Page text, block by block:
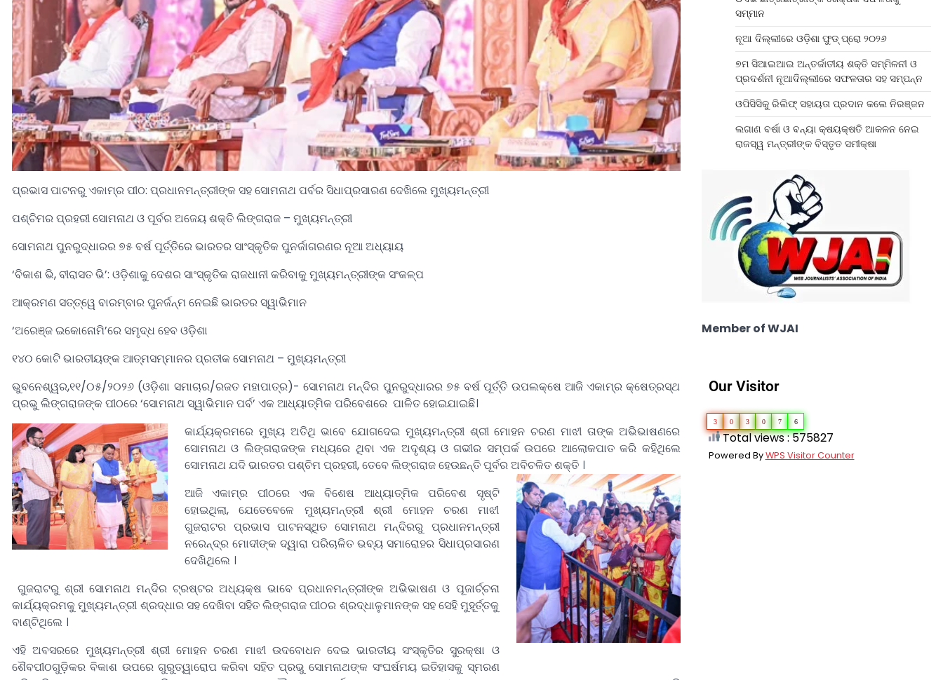
ପ୍ରଭାସ ପାଟନରୁ ଏକାମ୍ର ପୀଠ: ପ୍ରଧାନମନ୍ତ୍ରୀଙ୍କ ସହ ସୋମନାଥ ପର୍ବର ସିଧାପ୍ରସାରଣ ଦେଖିଲେ ମୁଖ୍ୟମନ୍ତ୍ରୀ
ପଶ୍ଚିମର ପ୍ରହରୀ ସୋମନାଥ ଓ ପୂର୍ବର ଅଜେୟ ଶକ୍ତି ଲିଙ୍ଗରାଜ – ମୁଖ୍ୟମନ୍ତ୍ରୀ
ସୋମନାଥ ପୁନରୁଦ୍ଧାରର ୭୫ ବର୍ଷ ପୂର୍ତ୍ତିରେ ଭାରତର ସାଂସ୍କୃତିକ ପୁନର୍ଜାଗରଣର ନୂଆ ଅଧ୍ୟାୟ
‘ବିକାଶ ଭି, ବୀରାସତ ଭି’: ଓଡ଼ିଶାକୁ ଦେଶର ସାଂସ୍କୃତିକ ରାଜଧାନୀ କରିବାକୁ ମୁଖ୍ୟମନ୍ତ୍ରୀଙ୍କ ସଂକଳ୍ପ
ଆକ୍ରମଣ ସତ୍ତ୍ୱେ ବାରମ୍ବାର ପୁନର୍ଜନ୍ମ ନେଇଛି ଭାରତର ସ୍ୱାଭିମାନ
‘ଅରେଞ୍ଜ ଇକୋନୋମି’ରେ ସମୃଦ୍ଧ ହେବ ଓଡ଼ିଶା
୧୪୦ କୋଟି ଭାରତୀୟଙ୍କ ଆତ୍ମସମ୍ମାନର ପ୍ରତୀକ ସୋମନାଥ – ମୁଖ୍ୟମନ୍ତ୍ରୀ
ଭୁବନେଶ୍ୱର,୧୧/୦୫/୨୦୨୬ (ଓଡ଼ିଶା ସମାଚାର/ରଜତ ମହାପାତ୍ର)- ସୋମନାଥ ମନ୍ଦିର ପୁନରୁଦ୍ଧାରର ୭୫ ବର୍ଷ ପୂର୍ତ୍ତି ଉପଲକ୍ଷେ ଆଜି ଏକାମ୍ର କ୍ଷେତ୍ରସ୍ଥ
ପ୍ରଭୁ ଲିଙ୍ଗରାଜଙ୍କ ପୀଠରେ ‘ସୋମନାଥ ସ୍ୱାଭିମାନ ପର୍ବ’ ଏକ ଆଧ୍ୟାତ୍ମିକ ପରିବେଶରେ ପାଳିତ ହୋଇଯାଇଛି।
କାର୍ଯ୍ୟକ୍ରମରେ ମୁଖ୍ୟ ଅତିଥି ଭାବେ ଯୋଗଦେଇ ମୁଖ୍ୟମନ୍ତ୍ରୀ ଶ୍ରୀ ମୋହନ ଚରଣ ମାଝୀ ତାଙ୍କ ଅଭିଭାଷଣରେ
ସୋମନାଥ ଓ ଲିଙ୍ଗରାଜଙ୍କ ମଧ୍ୟରେ ଥିବା ଏକ ଅଦୃଶ୍ୟ ଓ ଗଭୀର ସମ୍ପର୍କ ଉପରେ ଆଲୋକପାତ କରି କହିଥିଲେ
ସୋମନାଥ ଯଦି ଭାରତର ପଶ୍ଚିମ ପ୍ରହରୀ, ତେବେ ଲିଙ୍ଗରାଜ ହେଉଛନ୍ତି ପୂର୍ବର ଅବିଚଳିତ ଶକ୍ତି ।
ଆଜି ଏକାମ୍ର ପୀଠରେ ଏକ ବିଶେଷ ଆଧ୍ୟାତ୍ମିକ ପରିବେଶ ସୃଷ୍ଟି
ହୋଇଥିଲା, ଯେତେବେଳେ ମୁଖ୍ୟମନ୍ତ୍ରୀ ଶ୍ରୀ ମୋହନ ଚରଣ ମାଝୀ
ଗୁଜରାଟର ପ୍ରଭାସ ପାଟନସ୍ଥିତ ସୋମନାଥ ମନ୍ଦିରରୁ ପ୍ରଧାନମନ୍ତ୍ରୀ
ନରେନ୍ଦ୍ର ମୋଦୀଙ୍କ ଦ୍ୱାରା ପରିଚାଳିତ ଭବ୍ୟ ସମାରୋହର ସିଧାପ୍ରସାରଣ
ଦେଖିଥିଲେ ।
ଗୁଜରାଟରୁ ଶ୍ରୀ ସୋମନାଥ ମନ୍ଦିର ଟ୍ରଷ୍ଟର ଅଧ୍ୟକ୍ଷ ଭାବେ ପ୍ରଧାନମନ୍ତ୍ରୀଙ୍କ ଅଭିଭାଷଣ ଓ ପୂଜାର୍ଚ୍ଚନା
କାର୍ଯ୍ୟକ୍ରମକୁ ମୁଖ୍ୟମନ୍ତ୍ରୀ ଶ୍ରଦ୍ଧାର ସହ ଦେଖିବା ସହିତ ଲିଙ୍ଗରାଜ ପୀଠର ଶ୍ରଦ୍ଧାଳୁମାନଙ୍କ ସହ ସେହି ମୁହୂର୍ତ୍ତକୁ
ବାଣ୍ଟିଥିଲେ ।
ଏହି ଅବସରରେ ମୁଖ୍ୟମନ୍ତ୍ରୀ ଶ୍ରୀ ମୋହନ ଚରଣ ମାଝୀ ଉଦବୋଧନ ଦେଇ ଭାରତୀୟ ସଂସ୍କୃତିର ସୁରକ୍ଷା ଓ
ଶୈବପୀଠଗୁଡ଼ିକର ବିକାଶ ଉପରେ ଗୁରୁତ୍ୱାରୋପ କରିବା ସହିତ ପ୍ରଭୁ ସୋମନାଥଙ୍କ ସଂଘର୍ଷମୟ ଇତିହାସକୁ ସ୍ମରଣ
ସମ୍ମାନ
ନୂଆ ଦିଲ୍ଲୀରେ ଓଡ଼ିଶା ଫୁଡ୍ ପ୍ରୋ ୨୦୨୬
୭ମ ସିଆଇଆଇ ଅନ୍ତର୍ଜାତୀୟ ଶକ୍ତି ସମ୍ମିଳନୀ ଓ
ପ୍ରଦର୍ଶନୀ ନୂଆଦିଲ୍ଲୀରେ ସଫଳତାର ସହ ସମ୍ପନ୍ନ
ଓପିସିସିକୁ ରିଲିଫ୍ ସହାୟତା ପ୍ରଦାନ କଲେ ନିରଞ୍ଜନ
ଲଗାଣ ବର୍ଷା ଓ ବନ୍ୟା କ୍ଷୟକ୍ଷତି ଆକଳନ ନେଇ
ରାଜସ୍ୱ ମନ୍ତ୍ରୀଙ୍କ ବିସ୍ତୃତ ସମୀକ୍ଷା
Member of WJAI
Our Visitor
3 0 3 0 7 6
Total views : 575827
Powered ByWPS Visitor Counter